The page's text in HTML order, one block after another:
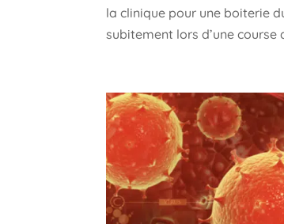
la clinique pour une boiterie
subitement lors d’une course